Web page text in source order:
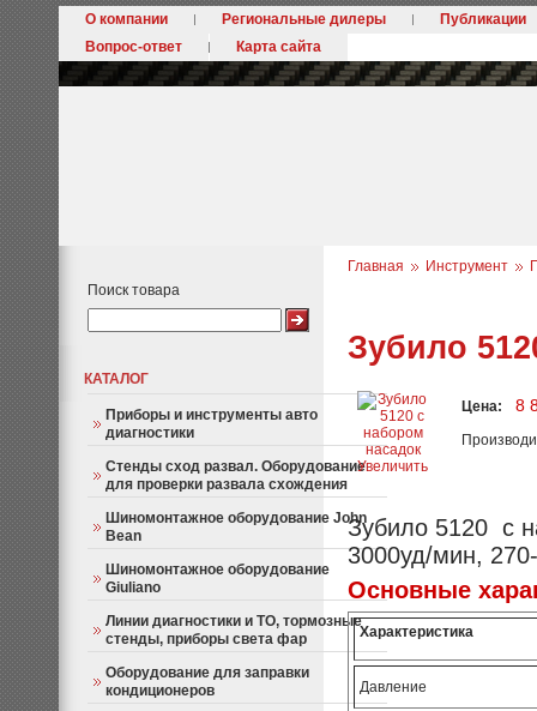
О компании Региональные дилеры
Публикации
Вопрос-ответ
Карта сайта
Поиск товара
КАТАЛОГ
Приборы и инструменты авто
диагностики
Стенды сход развал. Оборудование
для проверки развала схождения
Шиномонтажное оборудование John
Bean
Шиномонтажное оборудование
Giuliano
Линии диагностики и ТО, тормозные
стенды, приборы света фар
Оборудование для заправки
кондиционеров
Главная Инструмент
Зубило
Увеличить
Цена: 8
Зубило 5120 с
3000уд/мин,
Основные
Характеристика
Давление